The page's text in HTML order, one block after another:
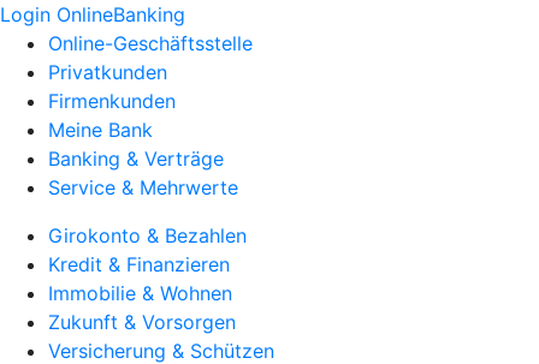
Login OnlineBanking
Online-Geschäftsstelle
Privatkunden
Firmenkunden
Meine Bank
Banking & Verträge
Service & Mehrwerte
Girokonto & Bezahlen
Kredit & Finanzieren
Immobilie & Wohnen
Zukunft & Vorsorgen
Versicherung & Schützen